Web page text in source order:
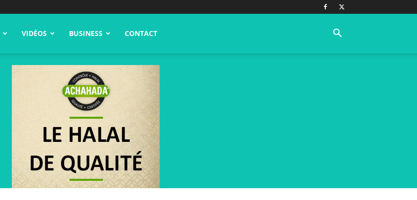
VIDÉOS BUSINESS CONTACT